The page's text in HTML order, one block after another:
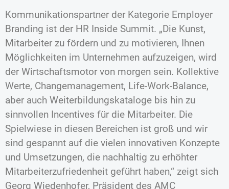
Kommunikationspartner der Kategorie Employer
Branding ist der HR Inside Summit. „Die Kunst,
Mitarbeiter zu fördern und zu motivieren, Ihnen
Möglichkeiten im Unternehmen aufzuzeigen, wird
der Wirtschaftsmotor von morgen sein. Kollektive
Werte, Changemanagement, Life-Work-Balance,
aber auch Weiterbildungskataloge bis hin zu
sinnvollen Incentives für die Mitarbeiter. Die
Spielwiese in diesen Bereichen ist groß und wir
sind gespannt auf die vielen innovativen Konzepte
und Umsetzungen, die nachhaltig zu erhöhter
Mitarbeiterzufriedenheit geführt haben,“ zeigt sich
Georg Wiedenhofer, Präsident des AMC